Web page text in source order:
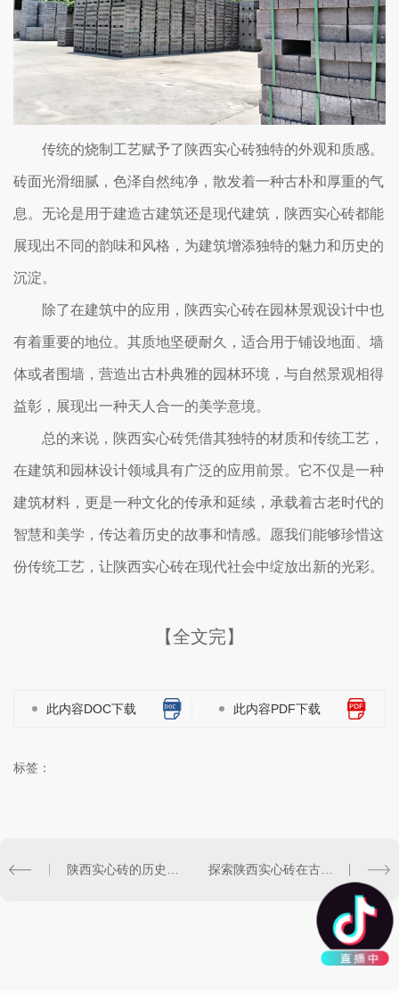
传统的烧制工艺赋予了陕西实心砖独特的外观和质感。
砖面光滑细腻，色泽自然纯净，散发着一种古朴和厚重的气
息。无论是用于建造古建筑还是现代建筑，陕西实心砖都能
展现出不同的韵味和风格，为建筑增添独特的魅力和历史的
沉淀。
除了在建筑中的应用，陕西实心砖在园林景观设计中也
有着重要的地位。其质地坚硬耐久，适合用于铺设地面、墙
体或者围墙，营造出古朴典雅的园林环境，与自然景观相得
益彰，展现出一种天人合一的美学意境。
总的来说，陕西实心砖凭借其独特的材质和传统工艺，
在建筑和园林设计领域具有广泛的应用前景。它不仅是一种
建筑材料，更是一种文化的传承和延续，承载着古老时代的
智慧和美学，传达着历史的故事和情感。愿我们能够珍惜这
份传统工艺，让陕西实心砖在现代社会中绽放出新的光彩。
【全文完】
此内容DOC下载 此内容PDF下载
标签：